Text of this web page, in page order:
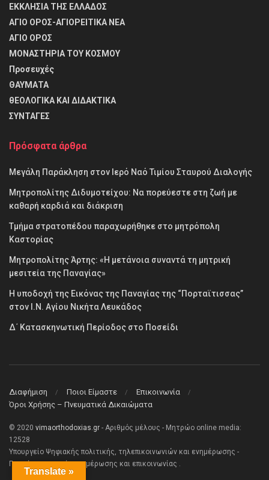
ΕΚΚΛΗΣΙΑ ΤΗΣ ΕΛΛΑΔΟΣ
ΑΓΙΟ ΟΡΟΣ-ΑΓΙΟΡΕΙΤΙΚΑ ΝΕΑ
ΑΓΙΟ ΟΡΟΣ
ΜΟΝΑΣΤΗΡΙΑ ΤΟΥ ΚΟΣΜΟΥ
Προσευχές
ΘΑΥΜΑΤΑ
θΕΟΛΟΓΙΚΑ ΚΑΙ ΔΙΔΑΚΤΙΚΑ
ΣΥΝΤΑΓΕΣ
Πρόσφατα άρθρα
Μεγάλη Παράκληση στον Ιερό Ναό Τιμίου Σταυρού Διαλογής
Μητροπολίτης Διδυμοτείχου: Να πορεύεστε στη ζωή με
καθαρή καρδιά και διάκριση
Τμήμα στρατοπέδου παραχωρήθηκε στο μητρόπολη
Καστορίας
Μητροπολίτης Άρτης: «Η μετάνοια συναντά τη μητρική
μεσιτεία της Παναγίας»
Η υποδοχή της Εικόνας της Παναγίας της “Πορταϊτισσας”
στον Ι.Ν. Αγίου Νικήτα Λευκάδος
Δ΄ Κατασκηνωτική Περίοδος στο Ποσείδι
Διαφήμιση Ποιοι Είμαστε
Επικοινωνία
Όροι Χρήσης – Πνευματικά Δικαιώματα
© 2020 vimaorthodoxias.gr - Αριθμός μέλους - Μητρώο online media:
12528
Υπουργείο Ψηφιακής πολιτικής, τηλεπικοινωνιών και ενημέρωσης -
Γενική γραμματεία ενημέρωσης και επικοινωνίας .
Translate »